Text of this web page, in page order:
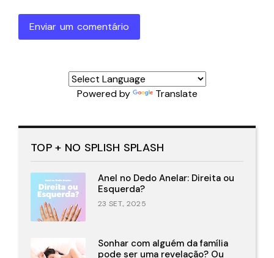
Enviar um comentário
Powered by Translate
TOP + NO SPLISH SPLASH
Anel no Dedo Anelar: Direita ou
Esquerda?
23 SET., 2025
Sonhar com alguém da família
pode ser uma revelação? Ou